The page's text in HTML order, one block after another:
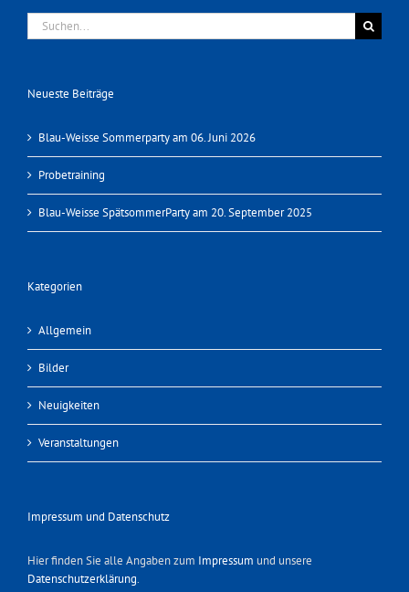
Suche
nach:
Neueste Beiträge
Blau-Weisse Sommerparty am 06. Juni 2026
Probetraining
Blau-Weisse SpätsommerParty am 20. September 2025
Kategorien
Allgemein
Bilder
Neuigkeiten
Veranstaltungen
Impressum und Datenschutz
Hier finden Sie alle Angaben zum Impressum und unsere
Datenschutzerklärung.